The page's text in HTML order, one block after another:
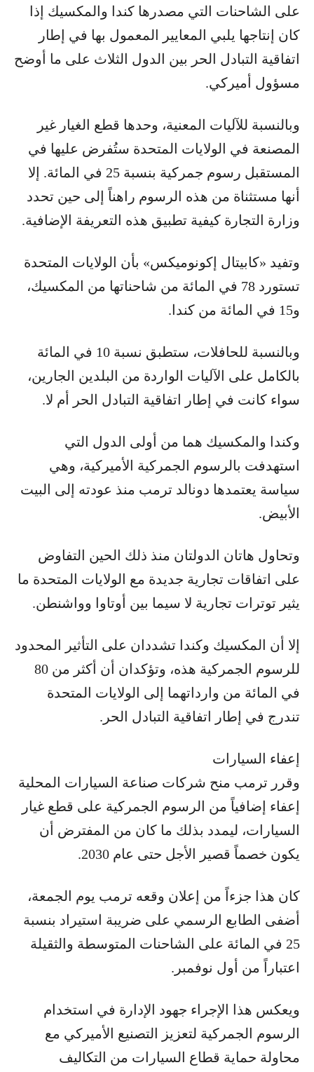
على الشاحنات التي مصدرها كندا والمكسيك إذا
كان إنتاجها يلبي المعايير المعمول بها في إطار
اتفاقية التبادل الحر بين الدول الثلاث على ما أوضح
مسؤول أميركي.
وبالنسبة للآليات المعنية، وحدها قطع الغيار غير
المصنعة في الولايات المتحدة ستُفرض عليها في
المستقبل رسوم جمركية بنسبة 25 في المائة. إلا
أنها مستثناة من هذه الرسوم راهناً إلى حين تحدد
وزارة التجارة كيفية تطبيق هذه التعريفة الإضافية.
وتفيد «كابيتال إكونوميكس» بأن الولايات المتحدة
تستورد 78 في المائة من شاحناتها من المكسيك،
و15 في المائة من كندا.
وبالنسبة للحافلات، ستطبق نسبة 10 في المائة
بالكامل على الآليات الواردة من البلدين الجارين،
سواء كانت في إطار اتفاقية التبادل الحر أم لا.
وكندا والمكسيك هما من أولى الدول التي
استهدفت بالرسوم الجمركية الأميركية، وهي
سياسة يعتمدها دونالد ترمب منذ عودته إلى البيت
الأبيض.
وتحاول هاتان الدولتان منذ ذلك الحين التفاوض
على اتفاقات تجارية جديدة مع الولايات المتحدة ما
يثير توترات تجارية لا سيما بين أوتاوا وواشنطن.
إلا أن المكسيك وكندا تشددان على التأثير المحدود
للرسوم الجمركية هذه، وتؤكدان أن أكثر من 80
في المائة من وارداتهما إلى الولايات المتحدة
تندرج في إطار اتفاقية التبادل الحر.
إعفاء السيارات
وقرر ترمب منح شركات صناعة السيارات المحلية
إعفاء إضافياً من الرسوم الجمركية على قطع غيار
السيارات، ليمدد بذلك ما كان من المفترض أن
يكون خصماً قصير الأجل حتى عام 2030.
كان هذا جزءاً من إعلان وقعه ترمب يوم الجمعة،
أضفى الطابع الرسمي على ضريبة استيراد بنسبة
25 في المائة على الشاحنات المتوسطة والثقيلة
اعتباراً من أول نوفمبر.
ويعكس هذا الإجراء جهود الإدارة في استخدام
الرسوم الجمركية لتعزيز التصنيع الأميركي مع
محاولة حماية قطاع السيارات من التكاليف